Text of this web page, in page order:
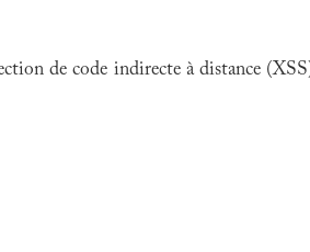
de code indirecte à distance